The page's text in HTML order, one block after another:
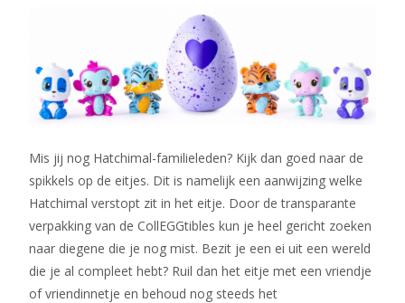
Mis jij nog Hatchimal-familieleden? Kijk dan goed naar de
spikkels op de eitjes. Dit is namelijk een aanwijzing welke
Hatchimal verstopt zit in het eitje. Door de transparante
verpakking van de CollEGGtibles kun je heel gericht zoeken
naar diegene die je nog mist. Bezit je een ei uit een wereld
die je al compleet hebt? Ruil dan het eitje met een vriendje
of vriendinnetje en behoud nog steeds het